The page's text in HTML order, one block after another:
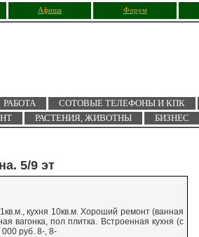
Афиша Форум
РАБОТА СОТОВЫЕ ТЕЛЕФОНЫ И КПК
РАСТЕНИЯ, ЖИВОТНЫ БИЗНЕС
5/9 эт
кухня 10кв.м. Хороший ремонт (ванная
вагонка, пол плитка. Встроенная кухня (с
руб. 8-, 8-